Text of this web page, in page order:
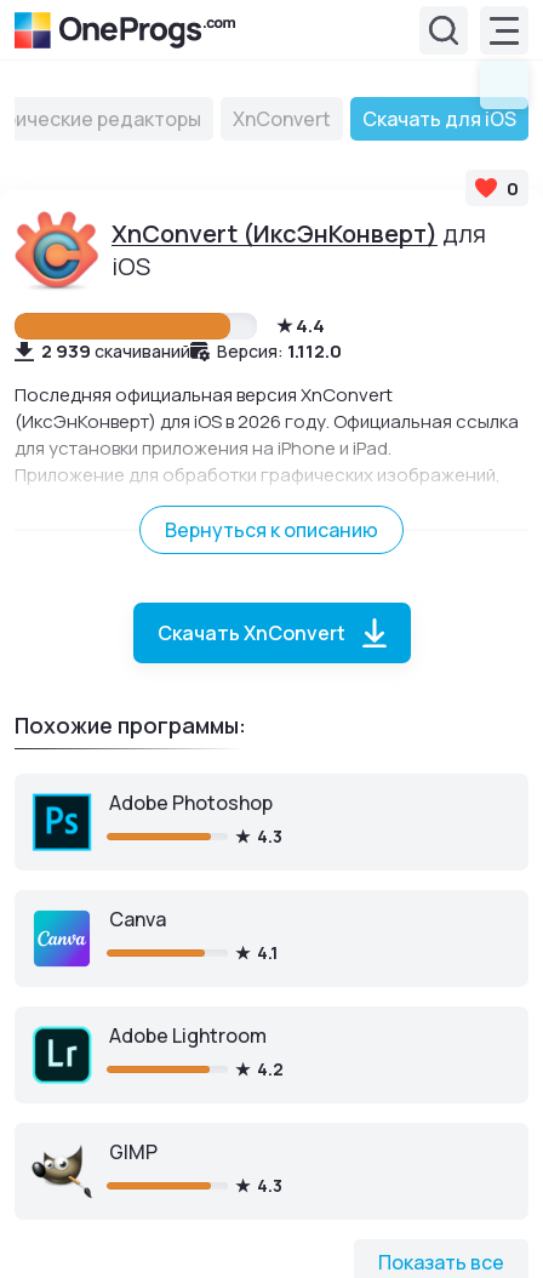
редакторы XnConvert Скачать для iOS
XnConvert (ИксЭнКонверт) для
iOS
0
4.4
2 939 скачиваний Версия: 1.112.0
Последняя официальная версия XnConvert
(ИксЭнКонверт) для iOS в 2026 году. Официальная ссылка
для установки приложения на iPhone и iPad.
Приложение для обработки графических изображений,
которое может служить как графическим редактором, так
и конвертером.
Вернуться к описанию
Скачать XnConvert
Похожие программы:
Показать все
Adobe Photoshop
4.3
Canva
4.1
Adobe Lightroom
4.2
GIMP
4.3
XnConvert
Скачать из App Store